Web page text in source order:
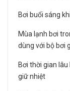
Bơi buổi sáng
Mùa lạnh bơi
dùng với bộ bơi
Bơi thời gian
giữ nhiệt